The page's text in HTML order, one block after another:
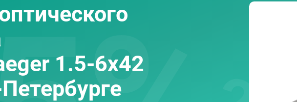
1.5-6x42